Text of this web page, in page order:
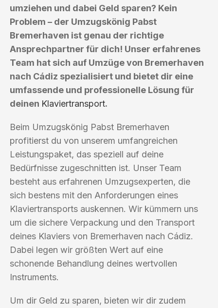
umziehen und dabei Geld sparen? Kein
Problem – der Umzugskönig Pabst
Bremerhaven ist genau der richtige
Ansprechpartner für dich! Unser erfahrenes
Team hat sich auf Umzüge von Bremerhaven
nach Cádiz spezialisiert und bietet dir eine
umfassende und professionelle Lösung für
deinen Klaviertransport.
Beim Umzugskönig Pabst Bremerhaven
profitierst du von unserem umfangreichen
Leistungspaket, das speziell auf deine
Bedürfnisse zugeschnitten ist. Unser Team
besteht aus erfahrenen Umzugsexperten, die
sich bestens mit den Anforderungen eines
Klaviertransports auskennen. Wir kümmern uns
um die sichere Verpackung und den Transport
deines Klaviers von Bremerhaven nach Cádiz.
Dabei legen wir größten Wert auf eine
schonende Behandlung deines wertvollen
Instruments.
Um dir Geld zu sparen, bieten wir dir zudem